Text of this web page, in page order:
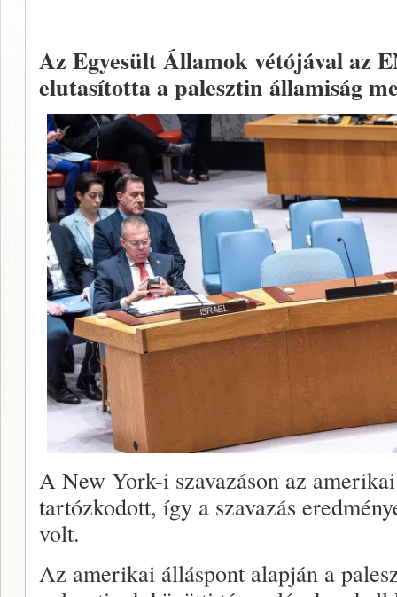
Az Egyesült Államok vétójával az
elutasította a palesztin államiság
A New York-i szavazáson az
tartózkodott, így a szavazás
volt.
Az amerikai álláspont alapján a